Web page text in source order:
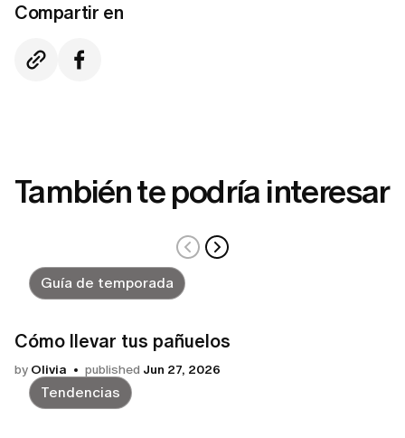
Compartir en
También te podría interesar
Guía de temporada
Cómo llevar tus pañuelos
by Olivia published Jun 27, 2026
Tendencias